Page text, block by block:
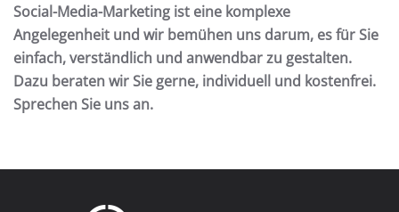
Social-Media-Marketing ist eine komplexe
Angelegenheit und wir bemühen uns darum, es für Sie
einfach, verständlich und anwendbar zu gestalten.
Dazu beraten wir Sie gerne, individuell und kostenfrei.
Sprechen Sie uns an.